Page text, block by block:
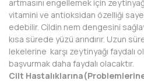
artmasını engellemek için
vitamini ve antioksidan özelliği
edebilir. Cildin nem dengesini
kısa sürede yüzü arındırır. Uzun
lekelerine karşı zeytinyağı faydalı
başvurmak daha faydalı olacaktır.
Cilt